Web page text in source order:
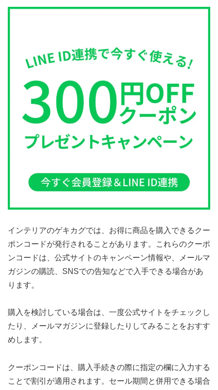
インテリアのゲキカグでは、お得に商品を購入できるクー
ポンコードが発行されることがあります。これらのクーポ
ンコードは、公式サイトのキャンペーン情報や、メールマ
ガジンの購読、SNSでの告知などで入手できる場合があ
ります。
購入を検討している場合は、一度公式サイトをチェックし
たり、メールマガジンに登録したりしてみることをおすす
めします。
クーポンコードは、購入手続きの際に指定の欄に入力する
ことで割引が適用されます。セール期間と併用できる場合